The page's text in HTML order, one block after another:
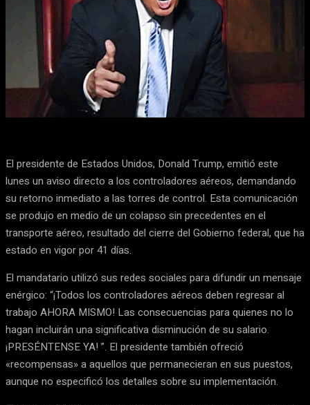
Facebook Pinterest
El presidente de Estados Unidos, Donald Trump, emitió este
lunes un aviso directo a los controladores aéreos, demandando
su retorno inmediato a las torres de control. Esta comunicación
se produjo en medio de un colapso sin precedentes en el
transporte aéreo, resultado del cierre del Gobierno federal, que ha
estado en vigor por 41 días.
El mandatario utilizó sus redes sociales para difundir un mensaje
enérgico: “¡Todos los controladores aéreos deben regresar al
trabajo AHORA MISMO! Las consecuencias para quienes no lo
hagan incluirán una significativa disminución de su salario.
¡PRESÉNTENSE YA! ”. El presidente también ofreció
«recompensas» a aquellos que permanecieran en sus puestos,
aunque no especificó los detalles sobre su implementación.